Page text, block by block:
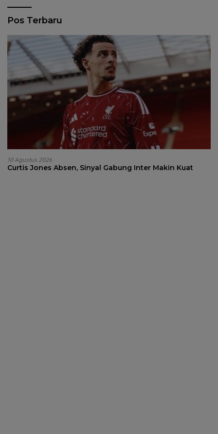
Pos Terbaru
10 Agustus 2026
Curtis Jones Absen, Sinyal Gabung Inter Makin Kuat